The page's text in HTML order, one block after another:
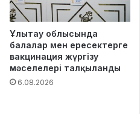
Ұлытау облысында
балалар мен ересектерге
вакцинация жүргізу
мәселелері талқыланды
6.08.2026